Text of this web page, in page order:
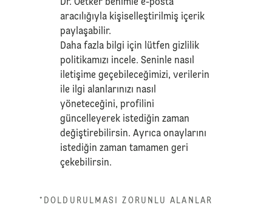
Dr. Oetker benimle e-posta
aracılığıyla kişiselleştirilmiş içerik
paylaşabilir.
Daha fazla bilgi için lütfengizlilik
politikamızı incele. Seninle nasıl
iletişime geçebileceğimizi, verilerin
ile ilgi alanlarınızı nasıl
yöneteceğini, profilini
güncelleyerek istediğin zaman
değiştirebilirsin. Ayrıca onaylarını
istediğin zaman tamamen geri
çekebilirsin.
*DOLDURULMASI ZORUNLU ALANLAR